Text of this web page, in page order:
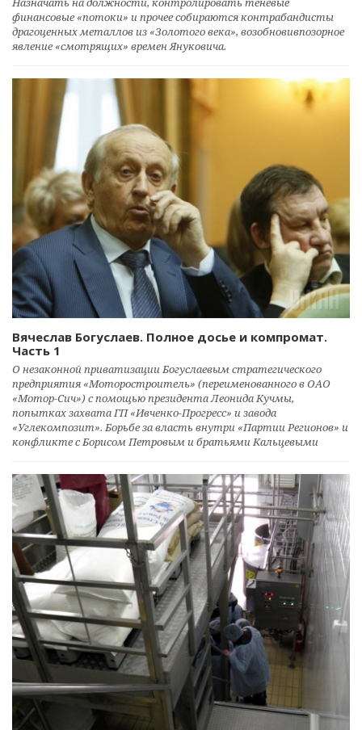
финансовые «потоки» и прочее собираются контрабандисты
драгоценных металлов из «Золотого века», возобновивпозорное
явление «смотрящих» времен Януковича.
Вячеслав Богуслаев. Полное досье и компромат.
Часть 1
О незаконной приватизации Богуслаевым стратегического
предприятия «Моторостроитель» (переименованного в ОАО
«Мотор-Сич») с помощью президента Леонида Кучмы,
попытках захвата ГП «Ивченко-Прогресс» и завода
«Углекомпозит». Борьбе за власть внутри «Партии Регионов» и
конфликте с Борисом Петровым и братьями Кальцевыми